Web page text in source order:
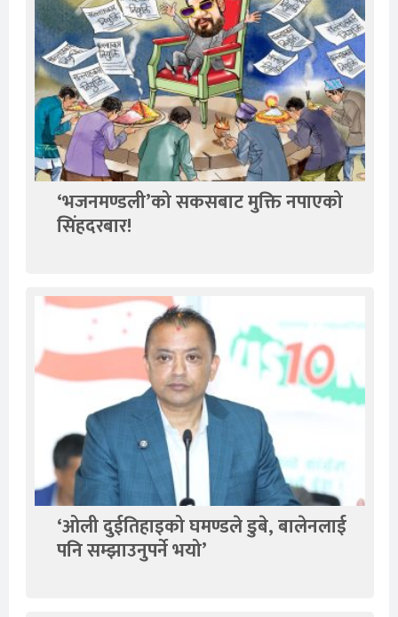
‘भजनमण्डली’को सकसबाट मुक्ति नपाएको
सिंहदरबार!
‘ओली दुईतिहाइको घमण्डले डुबे, बालेनलाई
पनि सम्झाउनुपर्ने भयो’